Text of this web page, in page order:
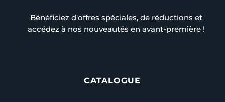
Bénéficiez d'offres spéciales, de réductions et
accédez à nos nouveautés en avant-première !
CATALOGUE